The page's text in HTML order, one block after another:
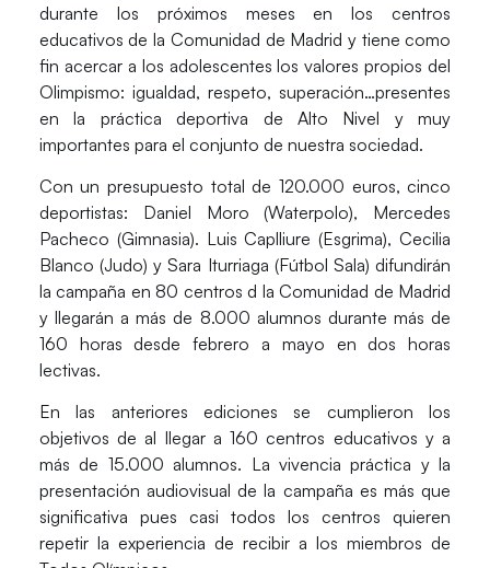
durante los próximos meses en los centros
educativos de la Comunidad de Madrid y tiene como
fin acercar a los adolescentes los valores propios del
Olimpismo: igualdad, respeto, superación…presentes
en la práctica deportiva de Alto Nivel y muy
importantes para el conjunto de nuestra sociedad.
Con un presupuesto total de 120.000 euros, cinco
deportistas: Daniel Moro (Waterpolo), Mercedes
Pacheco (Gimnasia). Luis Caplliure (Esgrima), Cecilia
Blanco (Judo) y Sara Iturriaga (Fútbol Sala) difundirán
la campaña en 80 centros d la Comunidad de Madrid
y llegarán a más de 8.000 alumnos durante más de
160 horas desde febrero a mayo en dos horas
lectivas.
En las anteriores ediciones se cumplieron los
objetivos de al llegar a 160 centros educativos y a
más de 15.000 alumnos. La vivencia práctica y la
presentación audiovisual de la campaña es más que
significativa pues casi todos los centros quieren
repetir la experiencia de recibir a los miembros de